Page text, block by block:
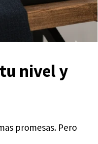
nivel y
promesas. Pero